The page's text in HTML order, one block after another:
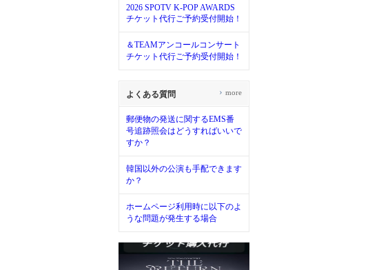
2026 SPOTV K-POP AWARDS
チケット代行ご予約受付開始！
＆TEAMアンコールコンサート
チケット代行ご予約受付開始！
よくある質問
郵便物の発送に関するEMS番
号追跡照会はどうすればいいで
すか？
韓国以外の公演も手配できます
か？
ホームページ利用時に以下のよ
うな問題が発生する場合
› more